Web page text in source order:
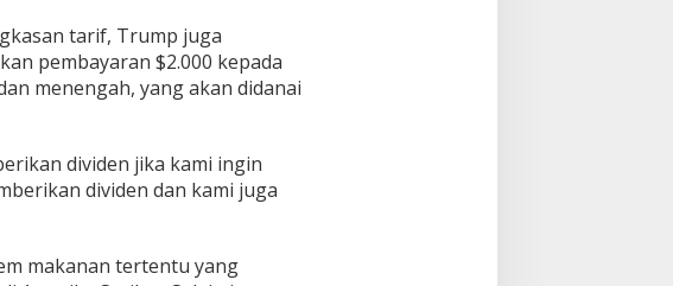
tarif, Trump juga
pembayaran $2.000 kepada
menengah, yang akan didanai
dividen jika kami ingin
dividen dan kami juga
makanan tertentu yang